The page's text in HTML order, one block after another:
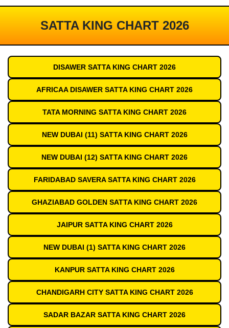
SATTA KING CHART 2026
DISAWER SATTA KING CHART 2026
AFRICAA DISAWER SATTA KING CHART 2026
TATA MORNING SATTA KING CHART 2026
NEW DUBAI (11) SATTA KING CHART 2026
NEW DUBAI (12) SATTA KING CHART 2026
FARIDABAD SAVERA SATTA KING CHART 2026
GHAZIABAD GOLDEN SATTA KING CHART 2026
JAIPUR SATTA KING CHART 2026
NEW DUBAI (1) SATTA KING CHART 2026
KANPUR SATTA KING CHART 2026
CHANDIGARH CITY SATTA KING CHART 2026
SADAR BAZAR SATTA KING CHART 2026